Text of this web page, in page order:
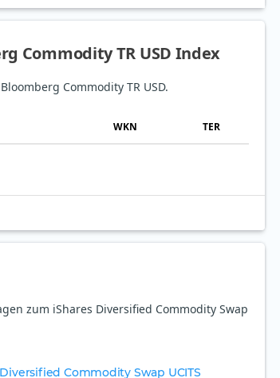
Commodity TR USD Index
Commodity TR USD.
WKN TER
zum iShares Diversified Commodity Swap
Commodity Swap UCITS